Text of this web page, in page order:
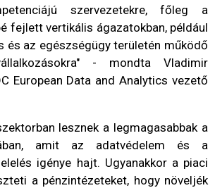
szervezetekre, főleg a
fejlett vertikális ágazatokban, például
és az egészségügy területén működő
- mondta Vladimir
European Data and Analytics vezető
lesznek a legmagasabbak a
amit az adatvédelem és a
igénye hajt. Ugyanakkor a piaci
a pénzintézeteket, hogy növeljék